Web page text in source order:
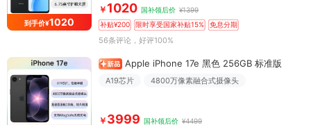
到手价¥1020
￥ 1020 国补领后价 ¥1399
补贴¥200
限时享受国家补贴15% 免息分期
56条评论 ，好评100%
Apple iPhone 17e 黑色 256GB 标准版
A19芯片 4800万像素融合式摄像头
￥ 3999 国补领后价 ¥4499